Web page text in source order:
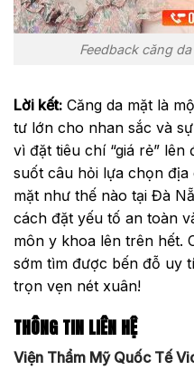
Feedback căng
Lời kết: Căng da mặt là
tư lớn cho nhan sắc và
vì đặt tiêu chí “giá rẻ” lên
suốt câu hỏi lựa chọn địa
mặt như thế nào tại Đà
cách đặt yếu tố an toàn
môn y khoa lên trên hết.
sớm tìm được bến đỗ uy
trọn vẹn nét xuân!
THÔNG TIN LIÊN HỆ
Viện Thẩm Mỹ Quốc Tế